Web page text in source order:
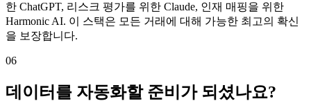
한 ChatGPT, 리스크 평가를 위한 Claude, 인재 매핑을 위한
Harmonic AI. 이 스택은 모든 거래에 대해 가능한 최고의 확신
을 보장합니다.
06
데이터를 자동화할 준비가 되셨나요?